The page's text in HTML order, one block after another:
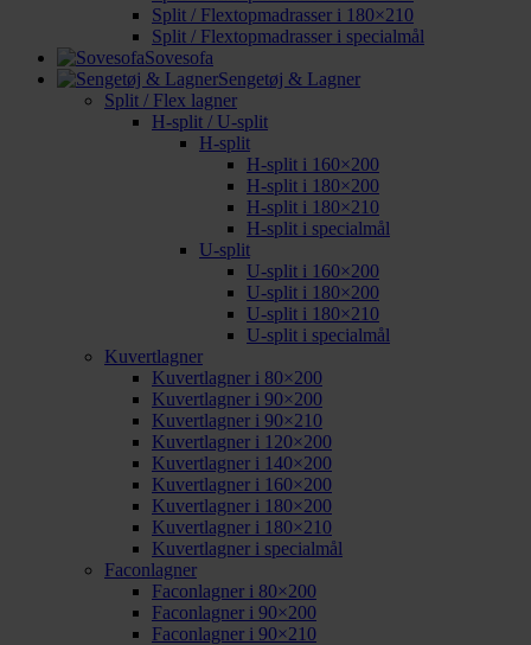
Split / Flextopmadrasser i 180×210
Split / Flextopmadrasser i specialmål
Sovesofa
Sengetøj & Lagner
Split / Flex lagner
H-split / U-split
H-split
H-split i 160×200
H-split i 180×200
H-split i 180×210
H-split i specialmål
U-split
U-split i 160×200
U-split i 180×200
U-split i 180×210
U-split i specialmål
Kuvertlagner
Kuvertlagner i 80×200
Kuvertlagner i 90×200
Kuvertlagner i 90×210
Kuvertlagner i 120×200
Kuvertlagner i 140×200
Kuvertlagner i 160×200
Kuvertlagner i 180×200
Kuvertlagner i 180×210
Kuvertlagner i specialmål
Faconlagner
Faconlagner i 80×200
Faconlagner i 90×200
Faconlagner i 90×210